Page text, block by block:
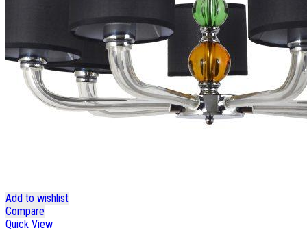
Add to wishlist
Compare
Quick View